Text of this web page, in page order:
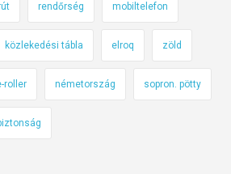
rendőrség mobiltelefon
közlekedési tábla elroq zöld
roller németország sopron. pötty